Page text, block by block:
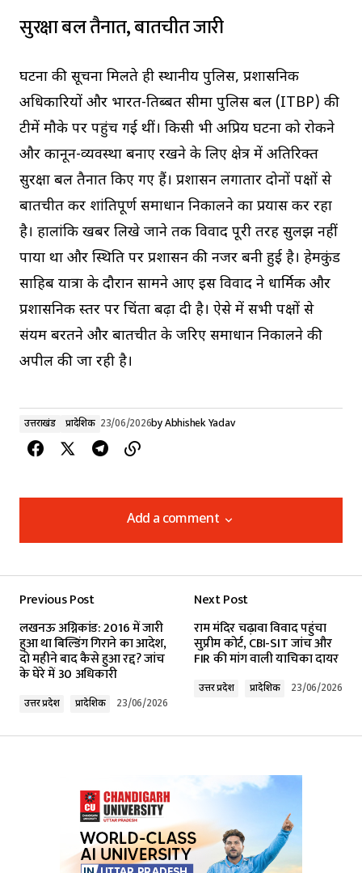
सुरक्षा बल तैनात, बातचीत जारी
घटना की सूचना मिलते ही स्थानीय पुलिस, प्रशासनिक
अधिकारियों और भारत-तिब्बत सीमा पुलिस बल (ITBP) की
टीमें मौके पर पहुंच गई थीं। किसी भी अप्रिय घटना को रोकने
और कानून-व्यवस्था बनाए रखने के लिए क्षेत्र में अतिरिक्त
सुरक्षा बल तैनात किए गए हैं। प्रशासन लगातार दोनों पक्षों से
बातचीत कर शांतिपूर्ण समाधान निकालने का प्रयास कर रहा
है। हालांकि खबर लिखे जाने तक विवाद पूरी तरह सुलझ नहीं
पाया था और स्थिति पर प्रशासन की नजर बनी हुई है। हेमकुंड
साहिब यात्रा के दौरान सामने आए इस विवाद ने धार्मिक और
प्रशासनिक स्तर पर चिंता बढ़ा दी है। ऐसे में सभी पक्षों से
संयम बरतने और बातचीत के जरिए समाधान निकालने की
अपील की जा रही है।
उत्तराखंड प्रादेशिक 23/06/2026byAbhishek Yadav
Add a comment
Add a comment
Required fields are marked*
Comment*
Your E-mail*
Previous Post
लखनऊ अग्निकांड: 2016 में जारी
हुआ था बिल्डिंग गिराने का आदेश,
दो महीने बाद कैसे हुआ रद्द? जांच
के घेरे में 30 अधिकारी
उत्तर प्रदेश प्रादेशिक 23/06/2026
Next Post
राम मंदिर चढ़ावा विवाद पहुंचा
सुप्रीम कोर्ट, CBI-SIT जांच और
FIR की मांग वाली याचिका दायर
उत्तर प्रदेश प्रादेशिक 23/06/2026